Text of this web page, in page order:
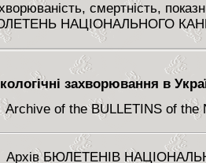
смертність,
НАЦІОНАЛЬНОГО
захворювання в
of the BULLETINS of the
БЮЛЕТЕНІВ